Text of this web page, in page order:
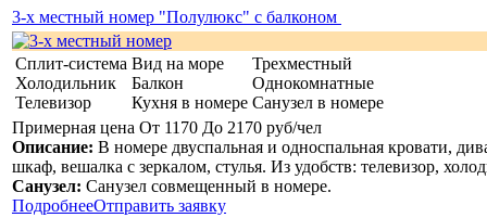
3-х местный номер "Полулюкс" с балконом
Сплит-система
Холодильник
Телевизор
Вид на море
Балкон
Кухня в номере
Трехместный
Однокомнатные
Санузел в номере
Примерная цена От 1170 До 2170 руб/чел
Описание: В номере двуспальная и односпальная кровати,
шкаф, вешалка с зеркалом, стулья. Из удобств: телевизор,
Санузел: Санузел совмещенный в номере.
ПодробнееОтправить заявку